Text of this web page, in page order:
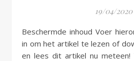
19/04/2020
Beschermde inhoud Voer hieronder je wachtwoord
in om het artikel te lezen of
en lees dit artikel nu meteen!